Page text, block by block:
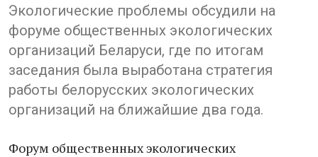
Экологические проблемы обсудили на
форуме общественных экологических
организаций Беларуси, где по итогам
заседания была выработана стратегия
работы белорусских экологических
организаций на ближайшие два года.
Форум общественных экологических